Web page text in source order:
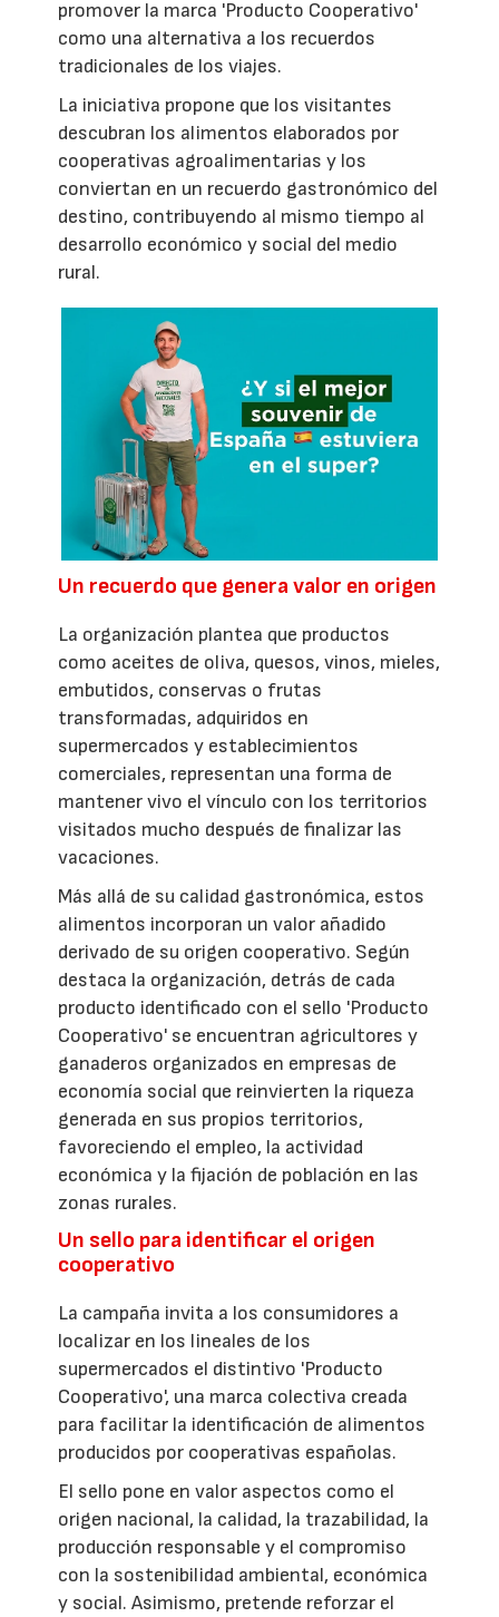
promover la marca 'Producto Cooperativo'
como una alternativa a los recuerdos
tradicionales de los viajes.
La iniciativa propone que los visitantes
descubran los alimentos elaborados por
cooperativas agroalimentarias y los
conviertan en un recuerdo gastronómico del
destino, contribuyendo al mismo tiempo al
desarrollo económico y social del medio
rural.
Un recuerdo que genera valor en origen
La organización plantea que productos
como aceites de oliva, quesos, vinos, mieles,
embutidos, conservas o frutas
transformadas, adquiridos en
supermercados y establecimientos
comerciales, representan una forma de
mantener vivo el vínculo con los territorios
visitados mucho después de finalizar las
vacaciones.
Más allá de su calidad gastronómica, estos
alimentos incorporan un valor añadido
derivado de su origen cooperativo. Según
destaca la organización, detrás de cada
producto identificado con el sello 'Producto
Cooperativo' se encuentran agricultores y
ganaderos organizados en empresas de
economía social que reinvierten la riqueza
generada en sus propios territorios,
favoreciendo el empleo, la actividad
económica y la fijación de población en las
zonas rurales.
Un sello para identificar el origen
cooperativo
La campaña invita a los consumidores a
localizar en los lineales de los
supermercados el distintivo 'Producto
Cooperativo', una marca colectiva creada
para facilitar la identificación de alimentos
producidos por cooperativas españolas.
El sello pone en valor aspectos como el
origen nacional, la calidad, la trazabilidad, la
producción responsable y el compromiso
con la sostenibilidad ambiental, económica
y social. Asimismo, pretende reforzar el